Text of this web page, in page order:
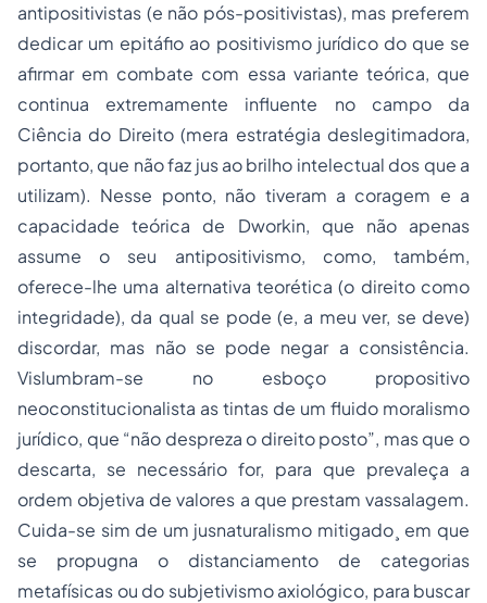
antipositivistas (e não pós-positivistas), mas preferem
dedicar um epitáfio ao positivismo jurídico do que se
afirmar em combate com essa variante teórica, que
continua extremamente influente no campo da
Ciência do Direito (mera estratégia deslegitimadora,
portanto, que não faz jus ao brilho intelectual dos que a
utilizam). Nesse ponto, não tiveram a coragem e a
capacidade teórica de Dworkin, que não apenas
assume o seu antipositivismo, como, também,
oferece-lhe uma alternativa teorética (o direito como
integridade), da qual se pode (e, a meu ver, se deve)
discordar, mas não se pode negar a consistência.
Vislumbram-se no esboço propositivo
neoconstitucionalista as tintas de um fluido moralismo
jurídico, que “não despreza o direito posto”, mas que o
descarta, se necessário for, para que prevaleça a
ordem objetiva de valores a que prestam vassalagem.
Cuida-se sim de um jusnaturalismo mitigado¸ em que
se propugna o distanciamento de categorias
metafísicas ou do subjetivismo axiológico, para buscar